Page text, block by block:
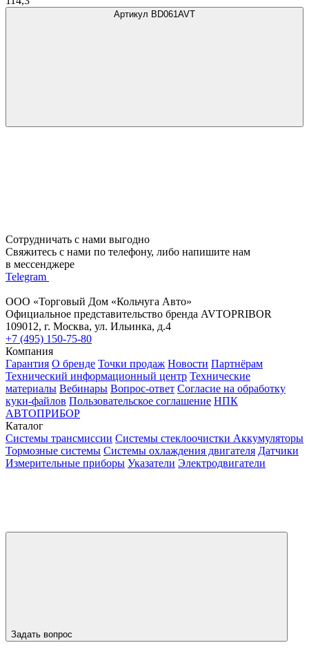
Артикул BD061AVT
Сотрудничать с нами выгодно
Свяжитесь с нами по телефону, либо напишите нам
в мессенджере
Telegram
ООО «Торговый Дом «Кольчуга Авто»
Официальное представительство бренда AVTOPRIBOR
109012, г. Москва, ул. Ильинка, д.4
+7 (495) 150-75-80
Компания
Гарантия О бренде Точки продаж Новости Партнёрам
Технический информационный центр Технические
материалы Вебинары Вопрос-ответ Согласие на обработку
куки-файлов Пользовательское соглашение НПК
АВТОПРИБОР
Каталог
Системы трансмиссии Системы стеклоочистки Аккумуляторы
Тормозные системы Системы охлаждения двигателя Датчики
Измерительные приборы Указатели Электродвигатели
Задать вопрос